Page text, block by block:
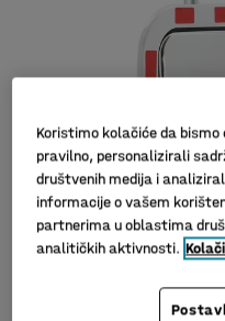
Koristimo kolačiće da
pravilno, personalizirali
društvenih medija i
informacije o vašem
partnerima u oblastima
analitičkih aktivnosti.